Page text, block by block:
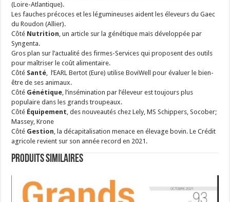
(Loire-Atlantique).
Les fauches précoces et les légumineuses aident les éleveurs du Gaec
du Roudon (Allier).
Côté Nutrition, un article sur la génétique maïs développée par
Syngenta.
Gros plan sur l’actualité des firmes-Services qui proposent des outils
pour maîtriser le coût alimentaire.
Côté Santé, l’EARL Bertot (Eure) utilise BoviWell pour évaluer le bien-
être de ses animaux.
Côté Génétique, l’insémination par l’éleveur est toujours plus
populaire dans les grands troupeaux.
Côté Équipement, des nouveautés chez Lely, MS Schippers, Socober;
Massey, Krone
Côté Gestion, la décapitalisation menace en élevage bovin. Le Crédit
agricole revient sur son année record en 2021.
Produits similaires